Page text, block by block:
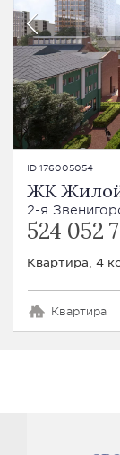
ID 176005054
ЖК Жилой
2-я
524 052
Квартира, 4
Квартира